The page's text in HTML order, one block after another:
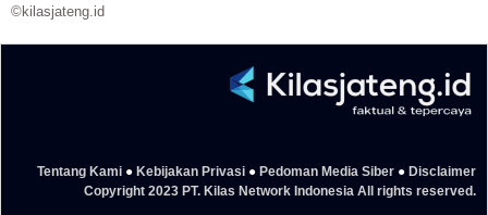
©kilasjateng.id
Tentang Kami ● Kebijakan Privasi ● Pedoman Media Siber ● Disclaimer
Copyright 2023 PT. Kilas Network Indonesia All rights reserved.